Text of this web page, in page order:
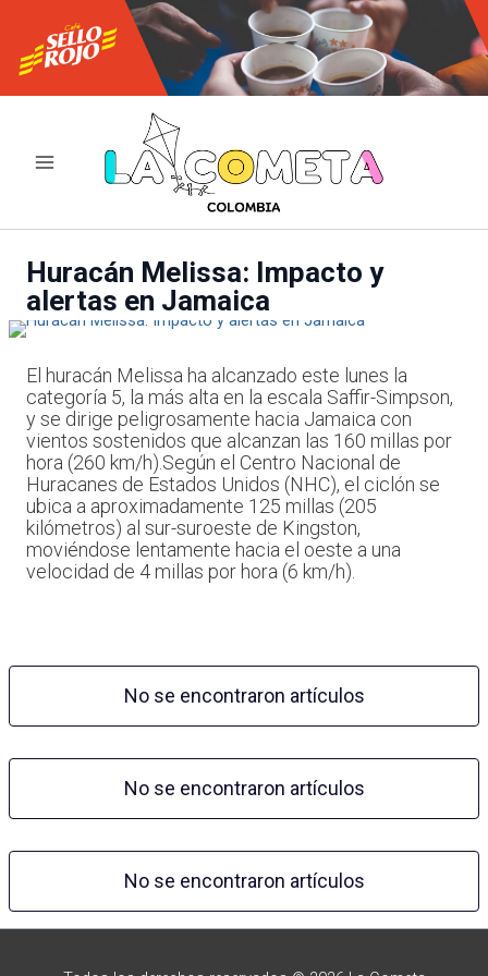
contenido
Huracán Melissa: Impacto y
alertas en Jamaica
El huracán Melissa ha alcanzado este lunes la
categoría 5, la más alta en la escala Saffir-Simpson,
y se dirige peligrosamente hacia Jamaica con
vientos sostenidos que alcanzan las 160 millas por
hora (260 km/h).Según el Centro Nacional de
Huracanes de Estados Unidos (NHC), el ciclón se
ubica a aproximadamente 125 millas (205
kilómetros) al sur-suroeste de Kingston,
moviéndose lentamente hacia el oeste a una
velocidad de 4 millas por hora (6 km/h).
No se encontraron artículos
No se encontraron artículos
No se encontraron artículos